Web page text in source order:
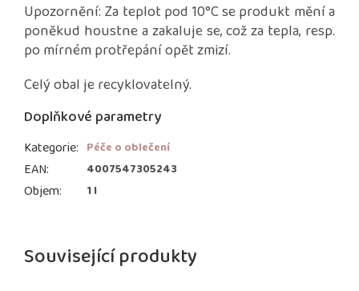
Související produkty
Upozornění: Za teplot pod 10°C se produkt mění a
poněkud houstne a zakaluje se, což za tepla, resp.
po mírném protřepání opět zmizí.
Celý obal je recyklovatelný.
Doplňkové parametry
Kategorie: Péče o oblečení
EAN: 4007547305243
Objem: 1 l